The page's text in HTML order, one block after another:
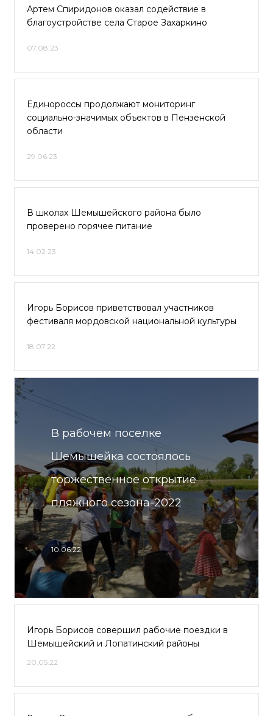
Артем Спиридонов оказал содействие в
благоустройстве села Старое Захаркино
07.08.23
Единороссы продолжают мониторинг
социально-значимых объектов в Пензенской
области
29.06.23
В школах Шемышейского района было
проверено горячее питание
14.02.23
Игорь Борисов приветствовал участников
фестиваля мордовской национальной культуры
18.07.22
В рабочем поселке
Шемышейка состоялось
торжественное открытие
пляжного сезона-2022
10.06.22
Игорь Борисов совершил рабочие поездки в
Шемышейский и Лопатинский районы
20.05.22